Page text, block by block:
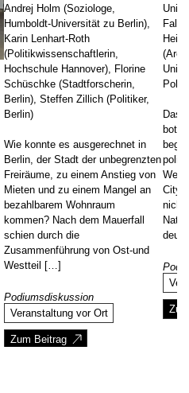
Andrej Holm (Soziologe,
Humboldt-Universität zu Berlin),
Karin Lenhart-Roth
(Politikwissenschaftlerin,
Hochschule Hannover), Florine
Schüschke (Stadtforscherin,
Berlin), Steffen Zillich (Politiker,
Berlin)
Wie konnte es ausgerechnet in
Berlin, der Stadt der unbegrenzten
Freiräume, zu einem Anstieg von
Mieten und zu einem Mangel an
bezahlbarem Wohnraum
kommen? Nach dem Mauerfall
schien durch die
Zusammenführung von Ost-und
Westteil […]
Podiumsdiskussion
Veranstaltung vor Ort
Zum Beitrag
Das
bot
City-
nicht